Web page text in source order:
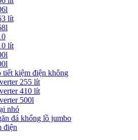
lít
lít
tiết kiệm điện không
255 lít
410 lít
500l
nhỏ
đá khổng lồ jumbo
điện